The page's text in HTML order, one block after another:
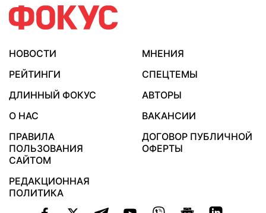
НОВОСТИ
МНЕНИЯ
РЕЙТИНГИ
СПЕЦТЕМЫ
ДЛИННЫЙ ФОКУС
АВТОРЫ
О НАС
ВАКАНСИИ
ПРАВИЛА
ПОЛЬЗОВАНИЯ
САЙТОМ
ДОГОВОР ПУБЛИЧНОЙ
ОФЕРТЫ
РЕДАКЦИОННАЯ
ПОЛИТИКА